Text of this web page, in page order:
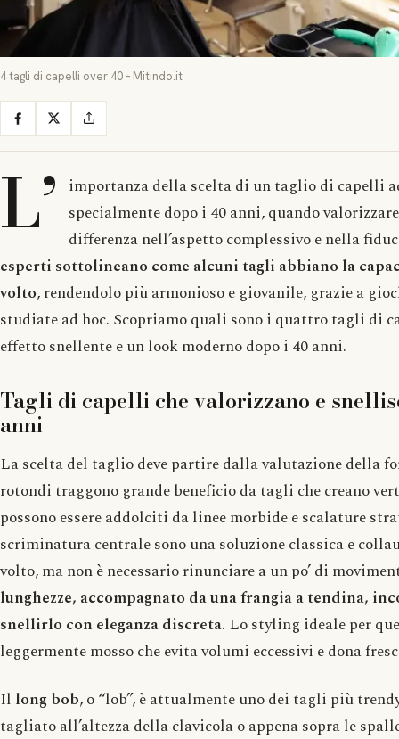
4 tagli di capelli over 40 – Mitindo.it
L’ importanza della scelta di un taglio di capelli
specialmente dopo i 40 anni, quando
differenza nell’aspetto complessivo e nella
esperti sottolineano come alcuni tagli abbiano la
volto, rendendolo più armonioso e giovanile, grazie a
studiate ad hoc. Scopriamo quali sono i quattro tagli di
effetto snellente e un look moderno dopo i 40 anni.
Tagli di capelli che valorizzano e
anni
La scelta del taglio deve partire dalla valutazione della
rotondi traggono grande beneficio da tagli che creano
possono essere addolciti da linee morbide e scalature
scriminatura centrale sono una soluzione classica e
volto, ma non è necessario rinunciare a un po’ di
lunghezze, accompagnato da una frangia a tendina,
snellirlo con eleganza discreta. Lo styling ideale per
leggermente mosso che evita volumi eccessivi e dona
Il long bob, o “lob”, è attualmente uno dei tagli più
tagliato all’altezza della clavicola o appena sopra le